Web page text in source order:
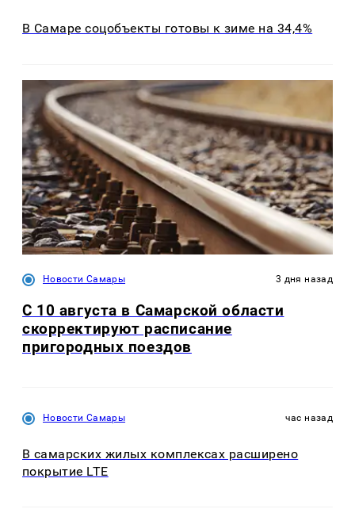
В Самаре соцобъекты готовы к зиме на 34,4%
Новости Самары 3 дня назад
С 10 августа в Самарской области
скорректируют расписание
пригородных поездов
Новости Самары час назад
В самарских жилых комплексах расширено
покрытие LTE